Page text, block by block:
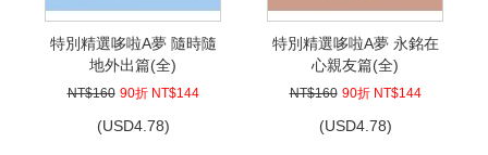
特別精選哆啦A夢 隨時隨
地外出篇(全)
NT$160 90折 NT$144
(USD4.78)
特別精選哆啦A夢 永銘在
心親友篇(全)
NT$160 90折 NT$144
(USD4.78)